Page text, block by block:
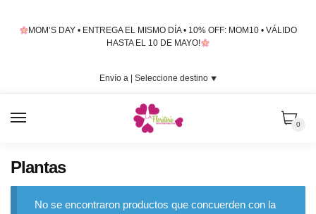
MOM’S DAY • ENTREGA EL MISMO DÍA • 10% OFF: MOM10 • VÁLIDO
HASTA EL 10 DE MAYO!
Envío a | Seleccione destino⯆
0
Plantas
No se encontraron productos que concuerden con la